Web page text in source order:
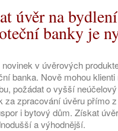
úvěr na
banky je
v úvěrových
banka. Nově mohou
požádat o vyšší
za zpracování úvěru přímo
i bytový dům. Získat
a výhodnější.